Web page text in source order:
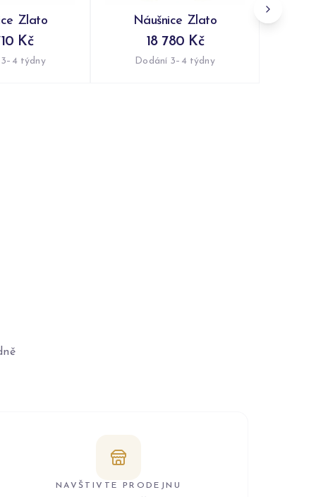
Zlato
Kč
týdny
Náušnice Zlato
18 780 Kč
Dodání 3–4 týdny
NAVŠTIVTE PRODEJNU